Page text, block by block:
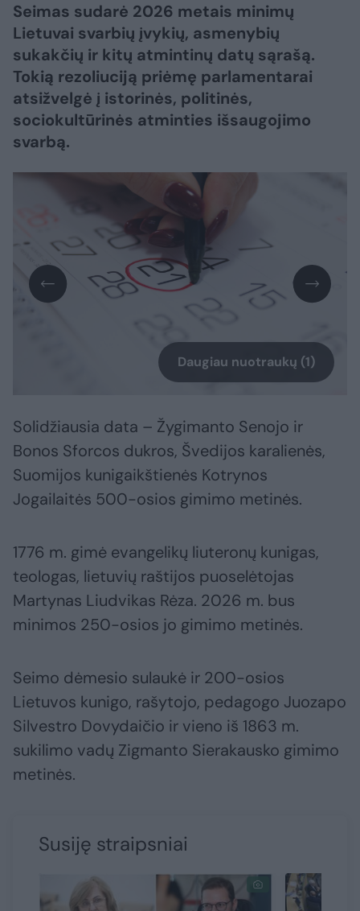
Seimas sudarė 2026 metais minimų
Lietuvai svarbių įvykių, asmenybių
sukakčių ir kitų atmintinų datų sąrašą.
Tokią rezoliuciją priėmę parlamentarai
atsižvelgė į istorinės, politinės,
sociokultūrinės atminties išsaugojimo
svarbą.
Daugiau nuotraukų (1)
Solidžiausia data – Žygimanto Senojo ir
Bonos Sforcos dukros, Švedijos karalienės,
Suomijos kunigaikštienės Kotrynos
Jogailaitės 500-osios gimimo metinės.
1776 m. gimė evangelikų liuteronų kunigas,
teologas, lietuvių raštijos puoselėtojas
Martynas Liudvikas Rėza. 2026 m. bus
minimos 250-osios jo gimimo metinės.
Seimo dėmesio sulaukė ir 200-osios
Lietuvos kunigo, rašytojo, pedagogo Juozapo
Silvestro Dovydaičio ir vieno iš 1863 m.
sukilimo vadų Zigmanto Sierakausko gimimo
metinės.
Susiję straipsniai